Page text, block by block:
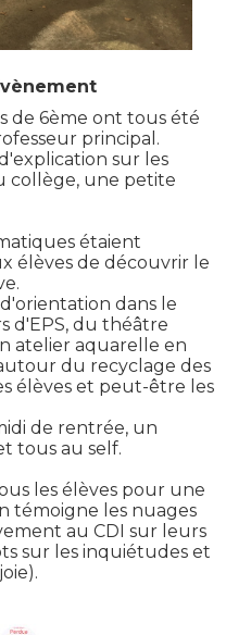
de 6ème ont tous été
principal.
sur les
collège, une petite
étaient
élèves de découvrir le
dans le
d'EPS, du théâtre
atelier aquarelle en
du recyclage des
élèves et peut-être les
de rentrée, un
tous au self.
les élèves pour une
témoigne les nuages
au CDI sur leurs
sur les inquiétudes et